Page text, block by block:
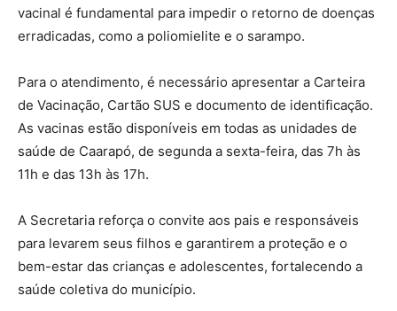
vacinal é fundamental para impedir o retorno de doenças
erradicadas, como a poliomielite e o sarampo.
Para o atendimento, é necessário apresentar a Carteira
de Vacinação, Cartão SUS e documento de identificação.
As vacinas estão disponíveis em todas as unidades de
saúde de Caarapó, de segunda a sexta-feira, das 7h às
11h e das 13h às 17h.
A Secretaria reforça o convite aos pais e responsáveis
para levarem seus filhos e garantirem a proteção e o
bem-estar das crianças e adolescentes, fortalecendo a
saúde coletiva do município.